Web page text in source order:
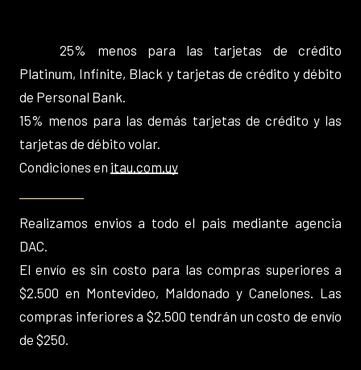
25% menos para las tarjetas de crédito
Platinum, Infinite, Black y tarjetas de crédito y débito
de Personal Bank.
15% menos para las demás tarjetas de crédito y las
tarjetas de débito volar.
Condiciones en itau.com.uy
Realizamos envios a todo el pais mediante agencia
DAC.
El envío es sin costo para las compras superiores a
$2.500 en Montevideo, Maldonado y Canelones. Las
compras inferiores a $2.500 tendrán un costo de envío
de $250.